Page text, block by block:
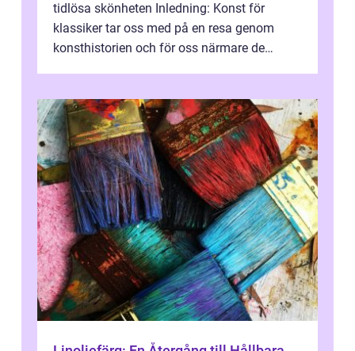
tidlösa skönheten Inledning: Konst för
klassiker tar oss med på en resa genom
konsthistorien och för oss närmare de